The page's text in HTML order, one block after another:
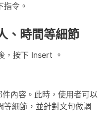
令。
、時間等細節
，按下 Insert 。
內容。此時，使用者可以
等細節，並針對文句做調